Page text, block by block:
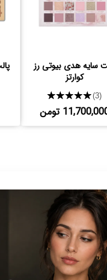
سایه هدی بیوتی رز
کوارتز
★★★★★(3)
تومن